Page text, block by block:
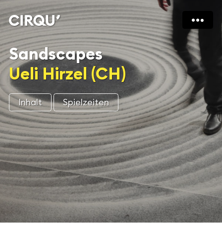
Sandscapes
Ueli Hirzel (CH)
Inhalt Spielzeiten